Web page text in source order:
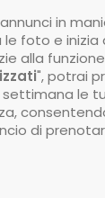
in
le foto e inizia
alla
", potrai
le
di